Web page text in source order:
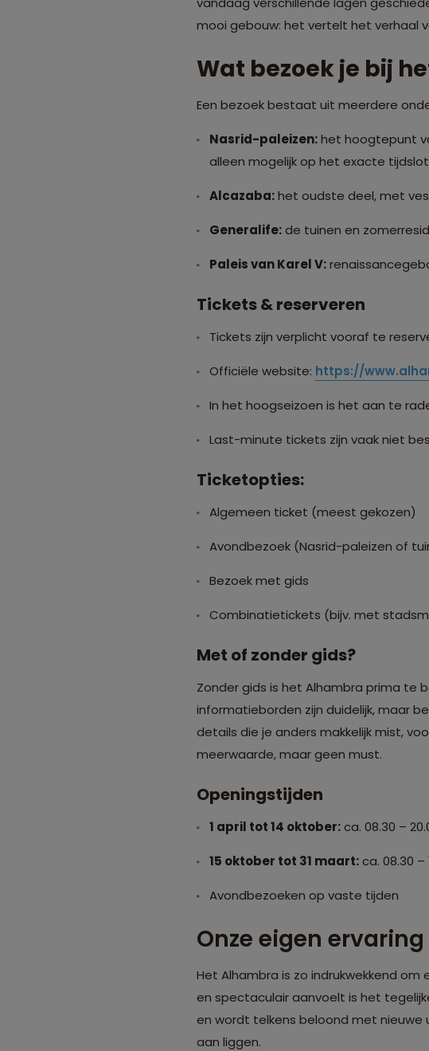
mooi gebouw: het vertelt het verhaal
Wat bezoek je bij
Een bezoek bestaat uit meerdere
Nasrid-paleizen:het hoogtepunt
alleen mogelijk op het exacte
Alcazaba:het oudste deel, met
Generalife:de tuinen en
Paleis van Karel V:
Tickets & reserveren
Tickets zijn verplicht vooraf te
Officiële website: https://
In het hoogseizoen is het aan te
Last-minute tickets zijn vaak niet
Ticketopties:
Algemeen ticket (meest gekozen)
Avondbezoek (Nasrid-paleizen of
Bezoek met gids
Combinatietickets (bijv. met
Met of zonder gids?
Zonder gids is het Alhambra prima te
informatieborden zijn duidelijk, maar
details die je anders makkelijk mist,
meerwaarde, maar geen must.
Openingstijden
1 april tot 14 oktober:ca. 08.30 –
15 oktober tot 31 maart:ca. 08.30 –
Avondbezoeken op vaste tijden
Onze eigen ervaring
Het Alhambra is zo indrukwekkend
en spectaculair aanvoelt is het
en wordt telkens beloond met nieuwe
aan liggen.